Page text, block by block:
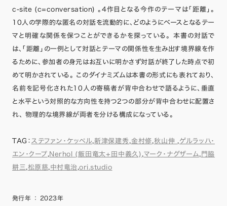
c-site (c=conversation) 。4作目となる今作のテーマは「距離」。
10人の学際的な匿名の対話を流動的に、どのようにベースとなるテー
マと明確な関係を保つことができるかを探っている。 本書の対話で
は、「距離」の一例として対話とテーマの関係性を生み出す境界線を作
るために、参加者の身元はお互いに明かさず対話が終了した時点で初
めて明かされている。 このダイナミズムは本書の形式にも表れており、
名前を記号化された10人の寄稿者が背中合わせで語るように、垂直
と水平という対照的な方向性を持つ2つの部分が背中合わせに配置さ
れ、 物理的な境界線が両者を分ける構成になっている。
TAG： ステファン・ケッペル,新津保建秀 ,金村修,秋山伸 ,ゲルラッハ・
エン・クープ,Nerhol (飯田竜太+田中義久) ,マーク・ナグザーム, 門脇
耕三 ,松原慈,中村竜治,ori.studio
発行年 ：
2023年